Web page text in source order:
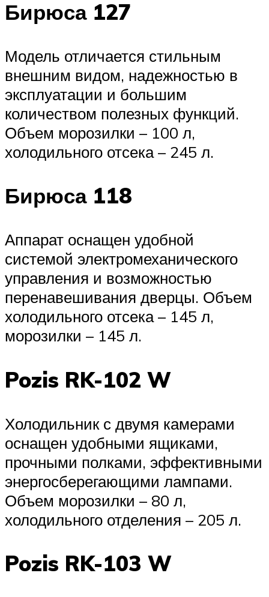
Бирюса 127
Модель отличается стильным
внешним видом, надежностью в
эксплуатации и большим
количеством полезных функций.
Объем морозилки – 100 л,
холодильного отсека – 245 л.
Бирюса 118
Аппарат оснащен удобной
системой электромеханического
управления и возможностью
перенавешивания дверцы. Объем
холодильного отсека – 145 л,
морозилки – 145 л.
Pozis RK-102 W
Холодильник с двумя камерами
оснащен удобными ящиками,
прочными полками, эффективными
энергосберегающими лампами.
Объем морозилки – 80 л,
холодильного отделения – 205 л.
Pozis RK-103 W